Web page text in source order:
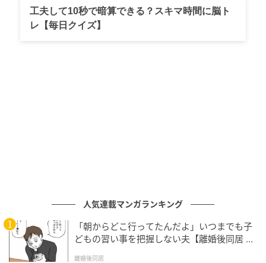
「コウタ、『お母さん思い』だもんね」とニッコリし
て言い、
工夫して10秒で暗算できる？スキマ時間に脳ト
レ【毎日クイズ】
人気連載マンガランキング
「朝からどこ行ってたんだよ」いつまでも子
どもの習い事を把握しない夫【離婚後同居 Vo
離婚後同居